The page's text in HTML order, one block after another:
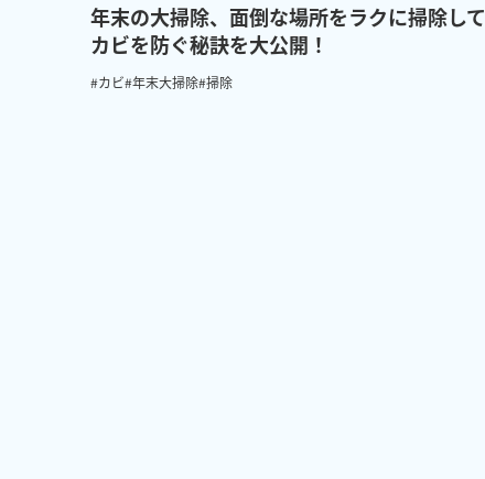
年末の大掃除、面倒な場所をラクに掃除して
カビを防ぐ秘訣を大公開！
#カビ#年末大掃除#掃除